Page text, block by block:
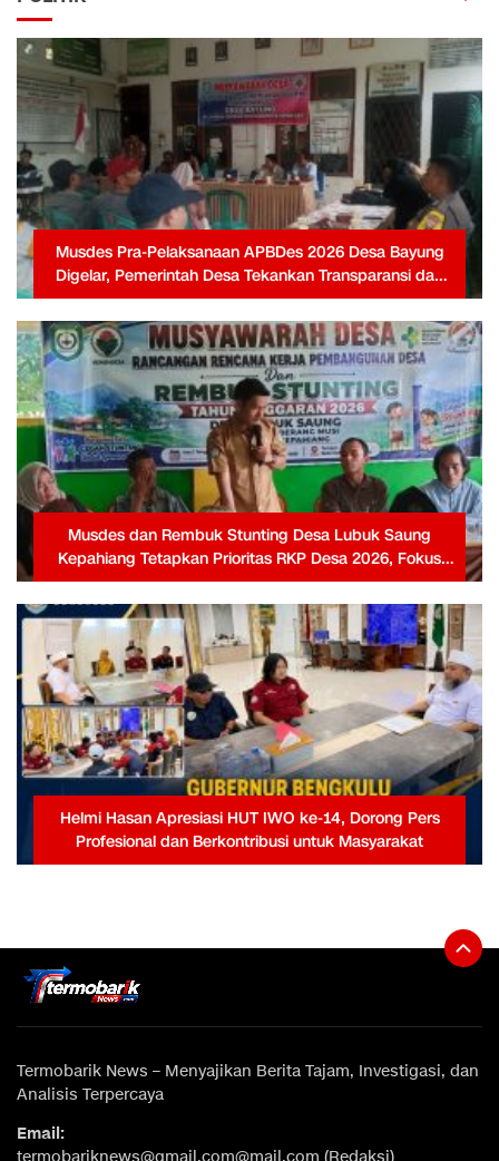
Musdes Pra-Pelaksanaan APBDes 2026 Desa Bayung
Digelar, Pemerintah Desa Tekankan Transparansi dan
Partisipasi Warga
Musdes dan Rembuk Stunting Desa Lubuk Saung
Kepahiang Tetapkan Prioritas RKP Desa 2026, Fokus
Infrastruktur dan Penurunan Stunting
Helmi Hasan Apresiasi HUT IWO ke-14, Dorong Pers
Profesional dan Berkontribusi untuk Masyarakat
Termobarik News – Menyajikan Berita Tajam, Investigasi, dan
Analisis Terpercaya
Email: